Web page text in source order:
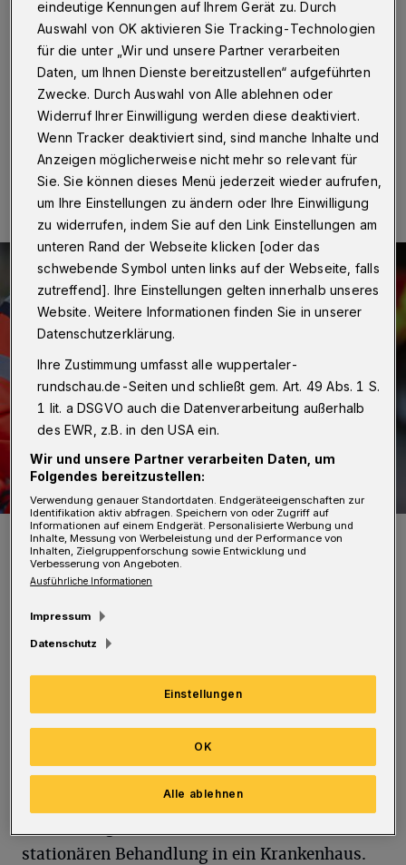
Wuppertal·Ein Junge hat sich am Mittwoch (16. Juni
2026) an der Weiherstraße bei einem Sturz von einem
E-Scooter schwer verletzt.
17.06.2026 , 12:55 Uhr Eine Minute Lesezeit
Symbolbild.
Foto: Christoph Petersen
gegen 20:15 Uhr auf dem Parkplatz eines
Discountmarktes unterwegs. Aus noch
unbekannten Gründen kam er zu Fall und zog
sich dabei eine schwere Verletzung am Fuß zu.
stationären Behandlung in ein Krankenhaus.
eindeutige Kennungen auf Ihrem Gerät zu. Durch
Auswahl von OK aktivieren Sie Tracking-Technologien
für die unter „Wir und unsere Partner verarbeiten
Daten, um Ihnen Dienste bereitzustellen“ aufgeführten
Zwecke. Durch Auswahl von Alle ablehnen oder
Widerruf Ihrer Einwilligung werden diese deaktiviert.
Wenn Tracker deaktiviert sind, sind manche Inhalte und
Anzeigen möglicherweise nicht mehr so relevant für
Sie. Sie können dieses Menü jederzeit wieder aufrufen,
um Ihre Einstellungen zu ändern oder Ihre Einwilligung
zu widerrufen, indem Sie auf den Link Einstellungen am
unteren Rand der Webseite klicken [oder das
schwebende Symbol unten links auf der Webseite, falls
zutreffend]. Ihre Einstellungen gelten innerhalb unseres
Website. Weitere Informationen finden Sie in unserer
Datenschutzerklärung.
Ihre Zustimmung umfasst alle wuppertaler-
rundschau.de-Seiten und schließt gem. Art. 49 Abs. 1 S.
1 lit. a DSGVO auch die Datenverarbeitung außerhalb
des EWR, z.B. in den USA ein.
Wir und unsere Partner verarbeiten Daten, um
Folgendes bereitzustellen:
Verwendung genauer Standortdaten. Endgeräteeigenschaften zur
Identifikation aktiv abfragen. Speichern von oder Zugriff auf
Informationen auf einem Endgerät. Personalisierte Werbung und
Inhalte, Messung von Werbeleistung und der Performance von
Inhalten, Zielgruppenforschung sowie Entwicklung und
Verbesserung von Angeboten.
Ausführliche Informationen
Impressum
Datenschutz
Einstellungen
Alle ablehnen
OK